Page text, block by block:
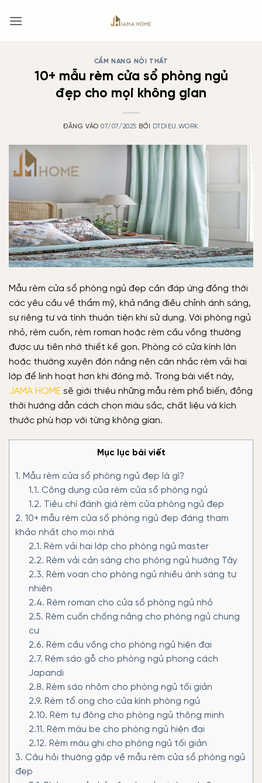
qua
CẨM NANG NỘI THẤT
10+ mẫu rèm cửa sổ phòng ngủ
đẹp cho mọi không gian
ĐĂNG VÀO07/07/2025 BỞI DTDIEU.WORK
Mẫu rèm cửa sổ phòng ngủ đẹp cần đáp ứng đồng thời
các yêu cầu về thẩm mỹ, khả năng điều chỉnh ánh sáng,
sự riêng tư và tính thuận tiện khi sử dụng. Với phòng ngủ
nhỏ, rèm cuốn, rèm roman hoặc rèm cầu vồng thường
được ưu tiên nhờ thiết kế gọn. Phòng có cửa kính lớn
hoặc thường xuyên đón nắng nên cân nhắc rèm vải hai
lớp để linh hoạt hơn khi đóng mở. Trong bài viết này,
JAMA HOME sẽ giới thiệu những mẫu rèm phổ biến, đồng
thời hướng dẫn cách chọn màu sắc, chất liệu và kích
thước phù hợp với từng không gian.
Mục lục bài viết
1. Mẫu rèm cửa sổ phòng ngủ đẹp là gì?
1.1. Công dụng của rèm cửa sổ phòng ngủ
1.2. Tiêu chí đánh giá rèm cửa phòng ngủ đẹp
2. 10+ mẫu rèm cửa sổ phòng ngủ đẹp đáng tham
khảo nhất cho mọi nhà
2.1. Rèm vải hai lớp cho phòng ngủ master
2.2. Rèm vải cản sáng cho phòng ngủ hướng Tây
2.3. Rèm voan cho phòng ngủ nhiều ánh sáng tự
nhiên
2.4. Rèm roman cho cửa sổ phòng ngủ nhỏ
2.5. Rèm cuốn chống nắng cho phòng ngủ chung
cư
2.6. Rèm cầu vồng cho phòng ngủ hiện đại
2.7. Rèm sáo gỗ cho phòng ngủ phong cách
Japandi
2.8. Rèm sáo nhôm cho phòng ngủ tối giản
2.9. Rèm tổ ong cho cửa kính phòng ngủ
2.10. Rèm tự động cho phòng ngủ thông minh
2.11. Rèm màu be cho phòng ngủ hiện đại
2.12. Rèm màu ghi cho phòng ngủ tối giản
3. Câu hỏi thường gặp về mẫu rèm cửa sổ phòng ngủ
đẹp